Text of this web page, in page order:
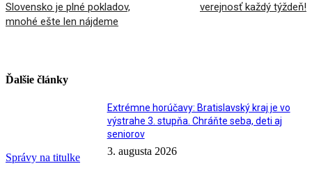
Slovensko je plné pokladov,
mnohé ešte len nájdeme
verejnosť každý týždeň!
Ďalšie články
Správy na titulke
Extrémne horúčavy: Bratislavský kraj je vo
výstrahe 3. stupňa. Chráňte seba, deti aj
seniorov
3. augusta 2026